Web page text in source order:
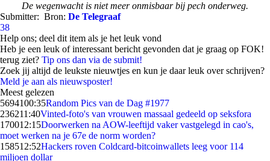
De wegenwacht is niet meer onmisbaar bij pech onderweg.
Submitter: Bron: De Telegraaf
38
Help ons; deel dit item als je het leuk vond
Heb je een leuk of interessant bericht gevonden dat je graag op FOK!
terug ziet? Tip ons dan via de submit!
Zoek jij altijd de leukste nieuwtjes en kun je daar leuk over schrijven?
Meld je aan als nieuwsposter!
Meest gelezen
5694100:35Random Pics van de Dag #1977
236211:40Vinted-foto's van vrouwen massaal gedeeld op seksfora
170012:15Doorwerken na AOW-leeftijd vaker vastgelegd in cao's,
moet werken na je 67e de norm worden?
158512:52Hackers roven Coldcard-bitcoinwallets leeg voor 114
miljoen dollar